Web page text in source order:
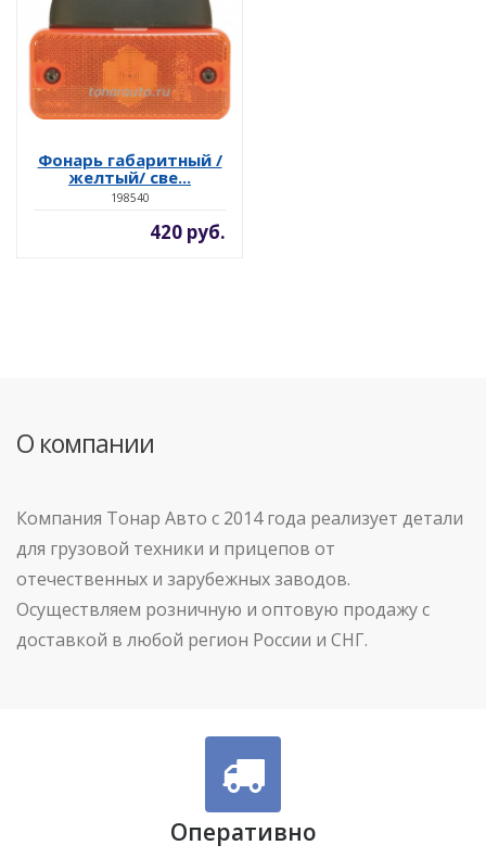
Фонарь габаритный /
желтый/ све...
198540
420 руб.
О компании
Компания Тонар Авто с 2014 года реализует детали
для грузовой техники и прицепов от
отечественных и зарубежных заводов.
Осуществляем розничную и оптовую продажу с
доставкой в любой регион России и СНГ.
Оперативно